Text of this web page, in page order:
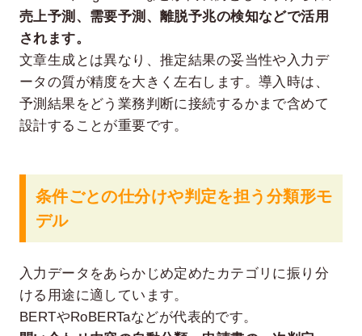
売上予測、需要予測、離脱予兆の検知などで活用
されます。
文章生成とは異なり、推定結果の妥当性や入力デ
ータの質が精度を大きく左右します。導入時は、
予測結果をどう業務判断に接続するかまで含めて
設計することが重要です。
条件ごとの仕分けや判定を担う分類形モ
デル
入力データをあらかじめ定めたカテゴリに振り分
ける用途に適しています。
BERTやRoBERTaなどが代表的です。